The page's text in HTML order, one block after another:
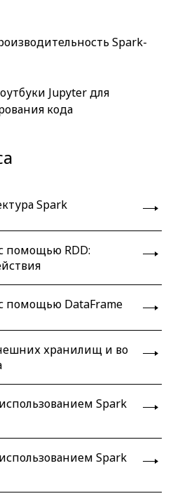
Spark-
Jupyter для
кода
Spark
помощью RDD:
помощью DataFrame
хранилищ и во
Spark
Spark